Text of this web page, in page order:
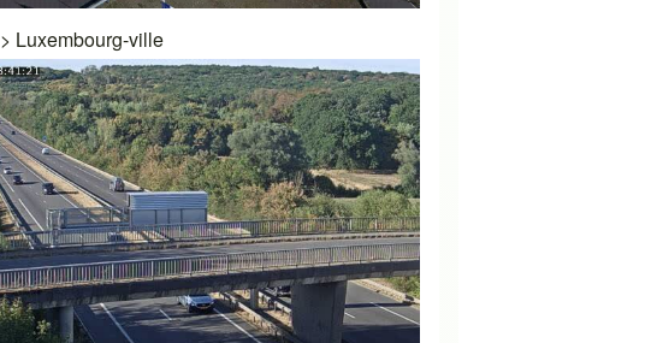
> Luxembourg-ville